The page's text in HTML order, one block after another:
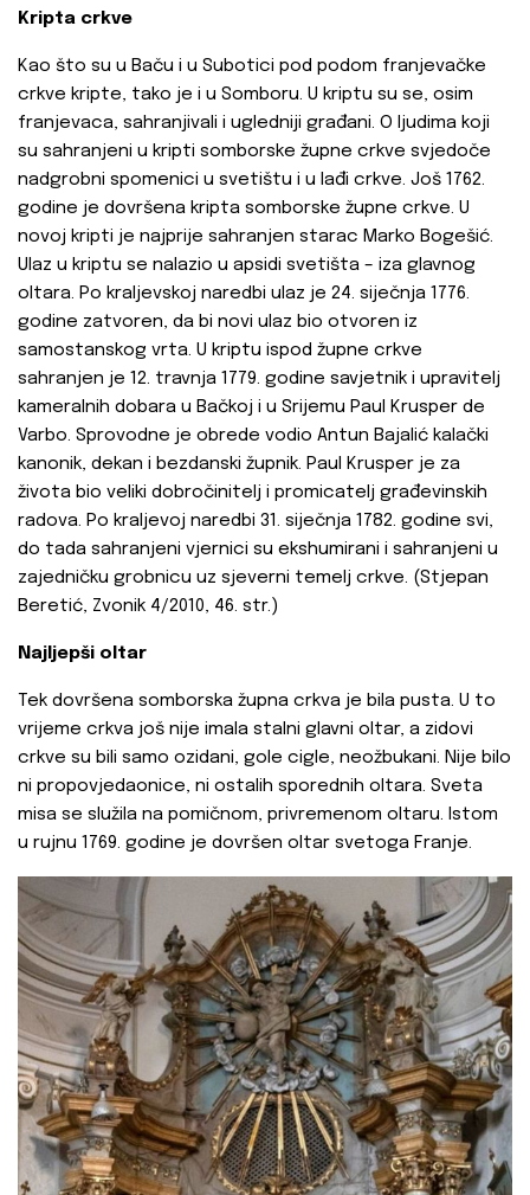
Kripta crkve
Kao što su u Baču i u Subotici pod podom franjevačke
crkve kripte, tako je i u Somboru. U kriptu su se, osim
franjevaca, sahranjivali i ugledniji građani. O ljudima koji
su sahranjeni u kripti somborske župne crkve svjedoče
nadgrobni spomenici u svetištu i u lađi crkve. Još 1762.
godine je dovršena kripta somborske župne crkve. U
novoj kripti je najprije sahranjen starac Marko Bogešić.
Ulaz u kriptu se nalazio u apsidi svetišta – iza glavnog
oltara. Po kraljevskoj naredbi ulaz je 24. siječnja 1776.
godine zatvoren, da bi novi ulaz bio otvoren iz
samostanskog vrta. U kriptu ispod župne crkve
sahranjen je 12. travnja 1779. godine savjetnik i upravitelj
kameralnih dobara u Bačkoj i u Srijemu Paul Krusper de
Varbo. Sprovodne je obrede vodio Antun Bajalić kalački
kanonik, dekan i bezdanski župnik. Paul Krusper je za
života bio veliki dobročinitelj i promicatelj građevinskih
radova. Po kraljevoj naredbi 31. siječnja 1782. godine svi,
do tada sahranjeni vjernici su ekshumirani i sahranjeni u
zajedničku grobnicu uz sjeverni temelj crkve. (Stjepan
Beretić, Zvonik 4/2010, 46. str.)
Najljepši oltar
Tek dovršena somborska župna crkva je bila pusta. U to
vrijeme crkva još nije imala stalni glavni oltar, a zidovi
crkve su bili samo ozidani, gole cigle, neožbukani. Nije bilo
ni propovjedaonice, ni ostalih sporednih oltara. Sveta
misa se služila na pomičnom, privremenom oltaru. Istom
u rujnu 1769. godine je dovršen oltar svetoga Franje.